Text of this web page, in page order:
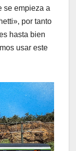
se empieza a
por tanto
hasta bien
usar este